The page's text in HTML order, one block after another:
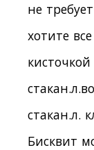
не
хотите
стакан.л.
Бисквит